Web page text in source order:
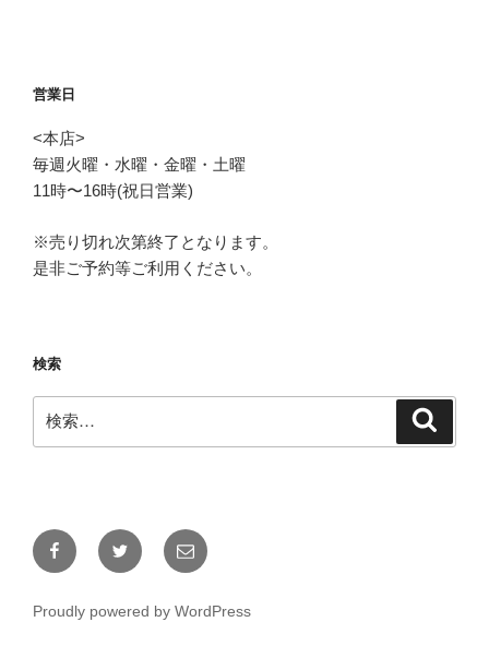
営業日
<本店>
毎週火曜・水曜・金曜・土曜
11時〜16時(祝日営業)
※売り切れ次第終了となります。
是非ご予約等ご利用ください。
検索
索:
FacebookTwitter
メ
ー
Proudly powered by WordPress